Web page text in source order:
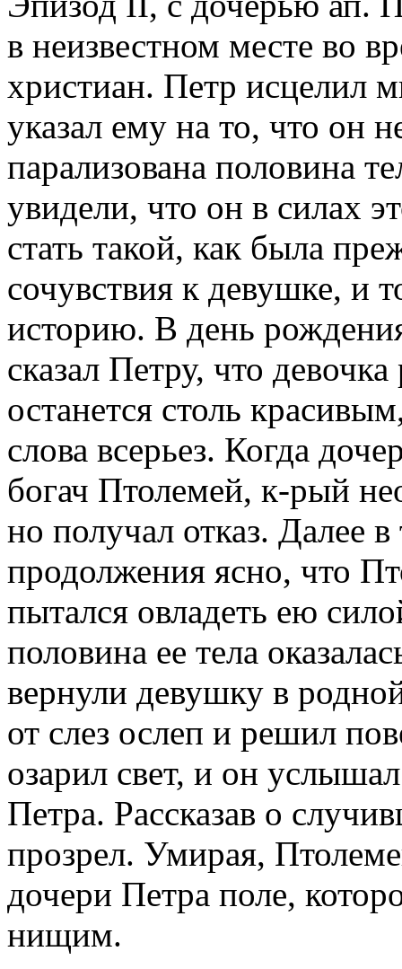
в неизвестном месте во
христиан. Петр исцелил
указал ему на то, что он
парализована половина
увидели, что он в силах
стать такой, как была
сочувствия к девушке, и
историю. В день
сказал Петру, что
останется столь
слова всерьез. Когда
богач Птолемей, к-рый
но получал отказ. Далее в
продолжения ясно, что
пытался овладеть ею
половина ее тела
вернули девушку в
от слез ослеп и решил
озарил свет, и он
Петра. Рассказав о
прозрел. Умирая,
дочери Петра поле,
нищим.